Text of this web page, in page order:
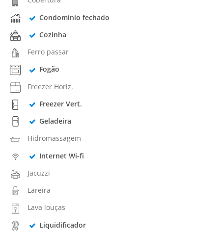
Condomínio fechado
Cozinha
Ferro passar
Fogão
Freezer Horiz.
Freezer Vert.
Geladeira
Hidromassagem
Internet Wi-fi
Jacuzzi
Lareira
Lava louças
Liquidificador